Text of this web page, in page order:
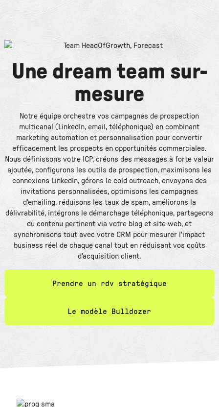
Une dream team sur-
mesure
Notre équipe orchestre vos campagnes de prospection
multicanal (LinkedIn, email, téléphonique) en combinant
marketing automation et personnalisation pour convertir
efficacement les prospects en opportunités commerciales.
Nous définissons votre ICP, créons des messages à forte valeur
ajoutée, configurons les outils de prospection, maximisons les
connexions LinkedIn, gérons le cold outreach, envoyons des
invitations personnalisées, optimisons les campagnes
d'emailing, réduisons les taux de spam, améliorons la
délivrabilité, intégrons le démarchage téléphonique, partageons
du contenu pertinent via votre blog et site web, et
synchronisons tout avec votre CRM pour mesurer l'impact
business réel de chaque canal tout en réduisant vos coûts
d'acquisition client.
Prendre un rdv stratégique
Le modèle Bulldozer